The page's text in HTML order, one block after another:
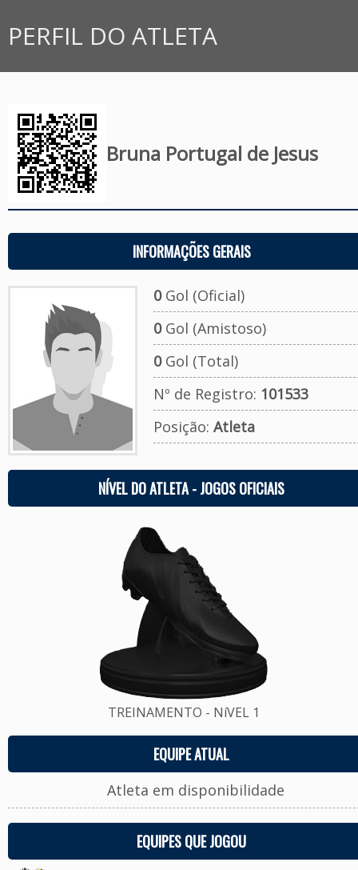
PERFIL DO ATLETA
Bruna Portugal de Jesus
INFORMAÇÕES GERAIS
0Gol (Oficial)
0Gol (Amistoso)
0Gol (Total)
Nº de Registro: 101533
Posição: Atleta
NÍVEL DO ATLETA - JOGOS OFICIAIS
TREINAMENTO - NíVEL 1
EQUIPE ATUAL
Atleta em disponibilidade
EQUIPES QUE JOGOU